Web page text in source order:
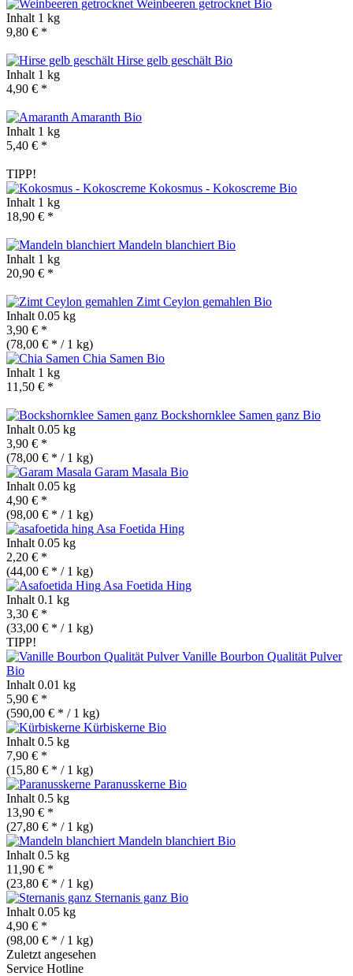
Weinbeeren getrocknet Bio
Inhalt 1 kg
9,80 € *
Hirse gelb geschält Bio
Inhalt 1 kg
4,90 € *
Amaranth Bio
Inhalt 1 kg
5,40 € *
TIPP!
Kokosmus - Kokoscreme Bio
Inhalt 1 kg
18,90 € *
Mandeln blanchiert Bio
Inhalt 1 kg
20,90 € *
Zimt Ceylon gemahlen Bio
Inhalt 0.05 kg
3,90 € *
(78,00 € * / 1 kg)
Chia Samen Bio
Inhalt 1 kg
11,50 € *
Bockshornklee Samen ganz Bio
Inhalt 0.05 kg
3,90 € *
(78,00 € * / 1 kg)
Garam Masala Bio
Inhalt 0.05 kg
4,90 € *
(98,00 € * / 1 kg)
Asa Foetida Hing
Inhalt 0.05 kg
2,20 € *
(44,00 € * / 1 kg)
Asa Foetida Hing
Inhalt 0.1 kg
3,30 € *
(33,00 € * / 1 kg)
TIPP!
Vanille Bourbon Qualität Pulver
Bio
Inhalt 0.01 kg
5,90 € *
(590,00 € * / 1 kg)
Kürbiskerne Bio
Inhalt 0.5 kg
7,90 € *
(15,80 € * / 1 kg)
Paranusskerne Bio
Inhalt 0.5 kg
13,90 € *
(27,80 € * / 1 kg)
Mandeln blanchiert Bio
Inhalt 0.5 kg
11,90 € *
(23,80 € * / 1 kg)
Sternanis ganz Bio
Inhalt 0.05 kg
4,90 € *
(98,00 € * / 1 kg)
Zuletzt angesehen
Service Hotline